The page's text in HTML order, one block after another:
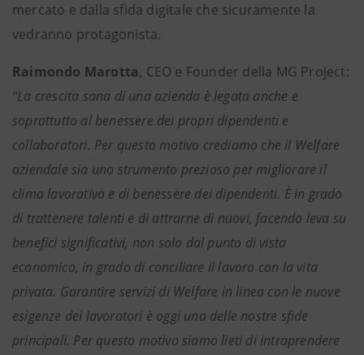
mercato e dalla sfida digitale che sicuramente la
vedranno protagonista.
Raimondo Marotta, CEO e Founder della MG Project:
“La crescita sana di una azienda è legata anche e
soprattutto al benessere dei propri dipendenti e
collaboratori. Per questo motivo crediamo che il Welfare
aziendale sia uno strumento prezioso per migliorare il
clima lavorativo e di benessere dei dipendenti. È in grado
di trattenere talenti e di attrarne di nuovi, facendo leva su
benefici significativi, non solo dal punto di vista
economico, in grado di conciliare il lavoro con la vita
privata. Garantire servizi di Welfare in linea con le nuove
esigenze dei lavoratori è oggi una delle nostre sfide
principali. Per questo motivo siamo lieti di intraprendere